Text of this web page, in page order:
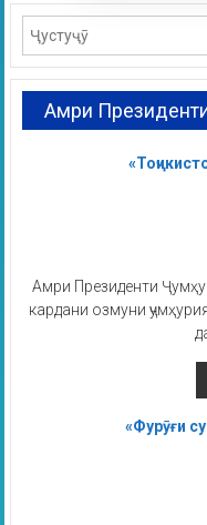
Амри Президенти
Амри Президенти
кардани озмуни
«Фурӯғи